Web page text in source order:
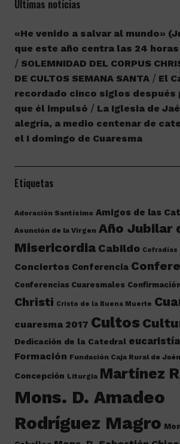
Últimas noticias
«He venido a salvar al mundo»
que este año centra las 24
SOLEMNIDAD DEL CORPUS
DE CULTOS SEMANA SANTA
El
recordado cinco siglos después
que él impulsó
La Iglesia de
alegría, a medio centenar de
el I domingo de Cuaresma
Etiquetas
Adoración Santísimo Amigos de las
Asunción de la Virgen Año Jubilar
Misericordia Cabildo Cofradías
Conciertos Conferencia
Conferencias Cuaresmales
Christi Cristo de la Buena Muerte
cuaresma 2017 Cultos
Dedicación de la Catedral eucaristía
Formación Fundación Caja Rural de Jaén
Concepción Liturgia Martínez
Mons. D. Amadeo
Rodríguez Magro